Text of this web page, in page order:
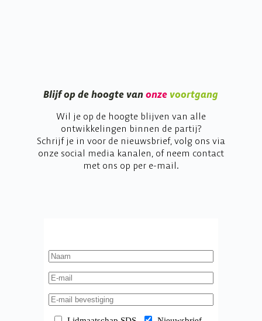
Blijf op de hoogte vanonze voortgang
Wil je op de hoogte blijven van alle
ontwikkelingen binnen de partij?
Schrijf je in voor de nieuwsbrief, volg ons via
onze social media kanalen, of neem contact
met ons op per e-mail.